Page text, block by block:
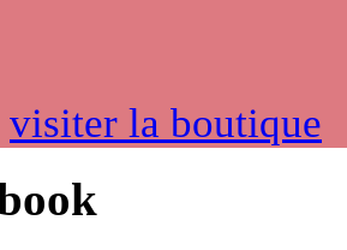
visiter la boutique